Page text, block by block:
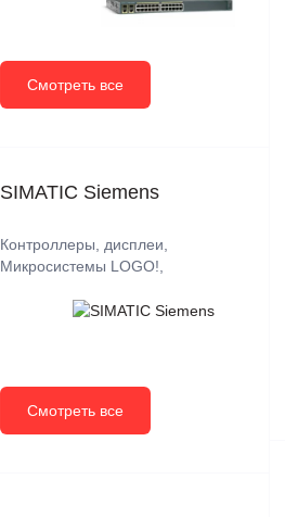
Смотреть все
SIMATIC Siemens
Контроллеры, дисплеи,
Микросистемы LOGO!,
Смотреть все